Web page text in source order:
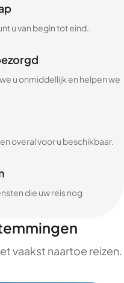
u van begin tot eind.
u onmiddellijk en helpen we
overal voor u beschikbaar.
die uw reis nog
vaakst naartoe reizen.